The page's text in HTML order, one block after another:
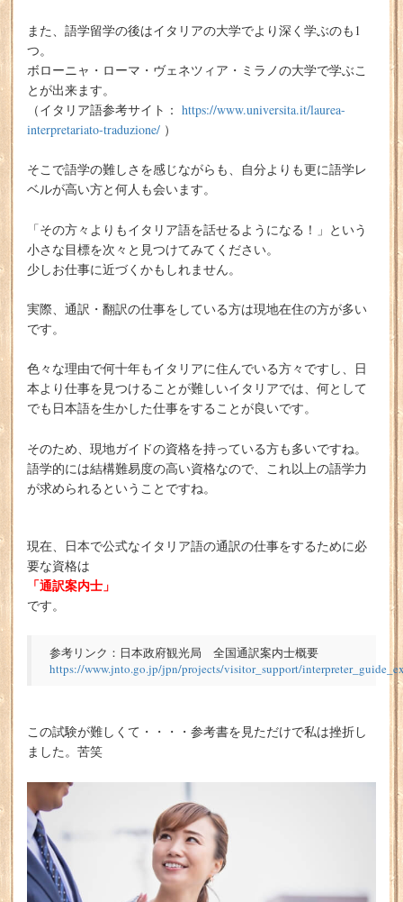
また、語学留学の後はイタリアの大学でより深く学ぶのも1
つ。
ボローニャ・ローマ・ヴェネツィア・ミラノの大学で学ぶこ
とが出来ます。
（イタリア語参考サイト： https://www.universita.it/laurea-
interpretariato-traduzione/ ）
そこで語学の難しさを感じながらも、自分よりも更に語学レ
ベルが高い方と何人も会います。
「その方々よりもイタリア語を話せるようになる！」という
小さな目標を次々と見つけてみてください。
少しお仕事に近づくかもしれません。
実際、通訳・翻訳の仕事をしている方は現地在住の方が多い
です。
色々な理由で何十年もイタリアに住んでいる方々ですし、日
本より仕事を見つけることが難しいイタリアでは、何として
でも日本語を生かした仕事をすることが良いです。
そのため、現地ガイドの資格を持っている方も多いですね。
語学的には結構難易度の高い資格なので、これ以上の語学力
が求められるということですね。
現在、日本で公式なイタリア語の通訳の仕事をするために必
要な資格は
「通訳案内士」
です。
参考リンク：日本政府観光局 全国通訳案内士概要
https://www.jnto.go.jp/jpn/projects/visitor_support/
この試験が難しくて・・・・参考書を見ただけで私は挫折し
ました。苦笑